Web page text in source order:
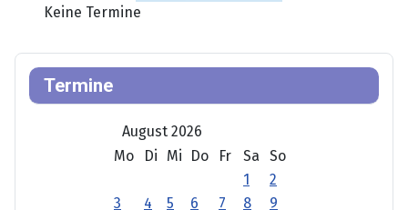
Keine Termine
Termine
August 2026
Mo
Di Mi Do Fr Sa
So
1
2
3
4 5 6 7 8
9